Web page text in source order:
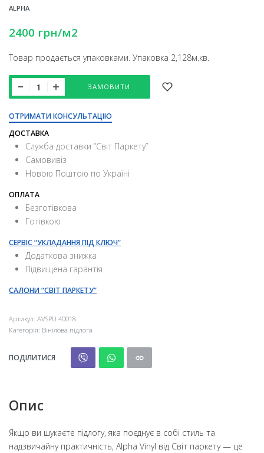
ALPHA
2400 грн/м2
Товар продається упаковками. Упаковка 2,128м.кв.
ЗАМОВИТИ
ОТРИМАТИ КОНСУЛЬТАЦІЮ
ДОСТАВКА
Служба доставки “Свiт Паркету”
Самовивіз
Новою Поштою по Україні
ОПЛАТА
Безготівкова
Готівкою
СЕРВІС “УКЛАДАННЯ ПІД КЛЮЧ”
Додаткова знижка
Підвищена гарантія
САЛОНИ “СВІТ ПАРКЕТУ”
Артикул: AVSPU 40018
Категорія: Вінілова підлога
ПОДІЛИТИСЯ
Опис
Якщо ви шукаєте підлогу, яка поєднує в собі стиль та
надзвичайну практичність, Alpha Vinyl від Світ паркету — це